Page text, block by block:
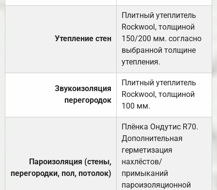
Утепление стен
Плитный утеплитель
Rockwool, толщиной
150/200 мм. согласно
выбранной толщине
утепления.
Звукоизоляция
перегородок
Плитный утеплитель
Rockwool, толщиной
100 мм.
Пароизоляция (стены,
перегородки, пол, потолок)
Плёнка Ондутис R70.
Дополнительная
герметизация
нахлёстов/
примыканий
пароизоляционной